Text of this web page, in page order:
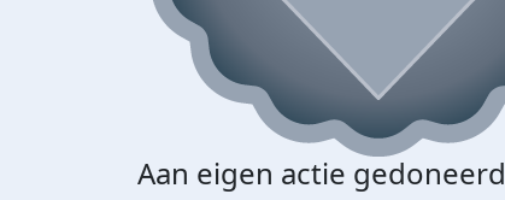
Aan eigen actie gedoneerd